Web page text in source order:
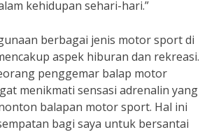
kehidupan sehari-hari.”
berbagai jenis motor sport di
aspek hiburan dan rekreasi.
penggemar balap motor
menikmati sensasi adrenalin yang
balapan motor sport. Hal ini
bagi saya untuk bersantai